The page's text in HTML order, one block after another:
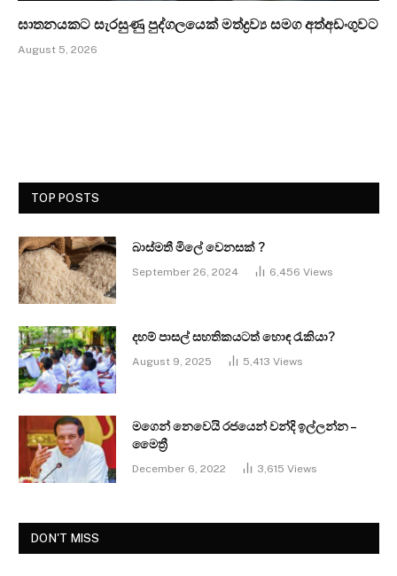
ඝාතනයකට සැරසුණු පුද්ගලයෙක් මත්ද්‍රව්‍ය සමග අත්අඩංගුවට
August 5, 2026
TOP POSTS
බාස්මතී මිලේ වෙනසක් ?
September 26, 2024 6,456 Views
දහම් පාසල් සහතිකයටත් හොඳ රැකියා?
August 9, 2025 5,413 Views
මගෙන් නෙවෙයි රජයෙන් වන්දි ඉල්ලන්න –
මෛත්‍රී
December 6, 2022 3,615 Views
DON'T MISS